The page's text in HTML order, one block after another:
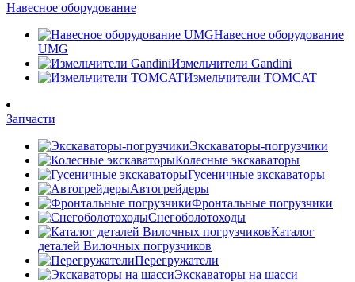
Навесное оборудование
Навесное оборудование
UMG
Измельчители Gandini
Измельчители TOMCAT
Запчасти
Экскаваторы-погрузчики
Колесные экскаваторы
Гусеничные экскаваторы
Автогрейдеры
Фронтальные погрузчики
Снегоболотоходы
Каталог
деталей Вилочных погрузчиков
Перегружатели
Экскаваторы на шасси